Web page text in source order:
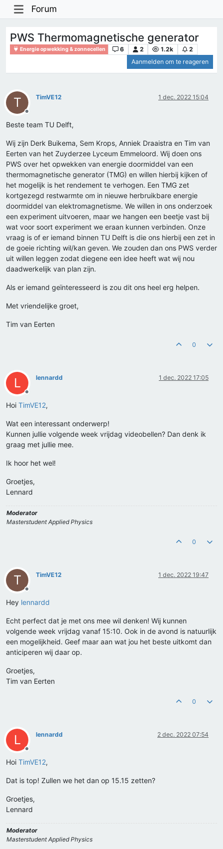
Forum
PWS Thermomagnetische generator
Energie opwekking & zonnecellen 6 2 1.2k
2
Aanmelden om te reageren
T
Offline
TimVE12 1 dec. 2022 15:04
Beste team TU Delft,
Wij zijn Derk Buikema, Sem Krops, Anniek Draaistra en Tim van
Eerten van het Zuyderzee Lyceum Emmeloord. Wij doen ons
PWS over het opwekken van energie doormiddel van een
thermomagnetische generator (TMG) en willen hierbij kijken of
het mogelijk is het rendement te verhogen. Een TMG zet
kortgezegd restwarmte om in nieuwe herbruikbare energie
doormiddel van elektromagnetisme. We willen in ons onderzoek
een experiment uitvoeren, maar we hangen een beetje vast bij
wat voor soort experiment we eraan kunnen verbinden. Onze
vraag is of er iemand binnen TU Delft is die ons hierbij een zet in
de goeie richting wil/kan geven. We zouden dan ons PWS verder
uit willen leggen zodat diegene een idee heeft wat wij nou
daadwerkelijk van plan zijn.
Als er iemand geïnteresseerd is zou dit ons heel erg helpen.
Met vriendelijke groet,
Tim van Eerten
0
L
Offline
lennardd 1 dec. 2022 17:05
Hoi TimVE12,
Wat een interessant onderwerp!
Kunnen jullie volgende week vrijdag videobellen? Dan denk ik
graag met jullie mee.
Ik hoor het wel!
Groetjes,
Lennard
Moderator
Masterstudent Applied Physics
0
T
Offline
TimVE12 1 dec. 2022 19:47
Hey lennardd
Echt perfect dat je met ons mee wil denken! Wij kunnen
volgende week vrijdag vanaf 15:10. Ook in de avond is natuurlijk
een mogelijkheid. Geef maar aan wat jou het beste uitkomt dan
anticiperen wij daar op.
Groetjes,
Tim van Eerten
0
L
Offline
lennardd 2 dec. 2022 07:54
Hoi TimVE12,
Dat is top! Zullen we het dan op 15.15 zetten?
Groetjes,
Lennard
Moderator
Masterstudent Applied Physics